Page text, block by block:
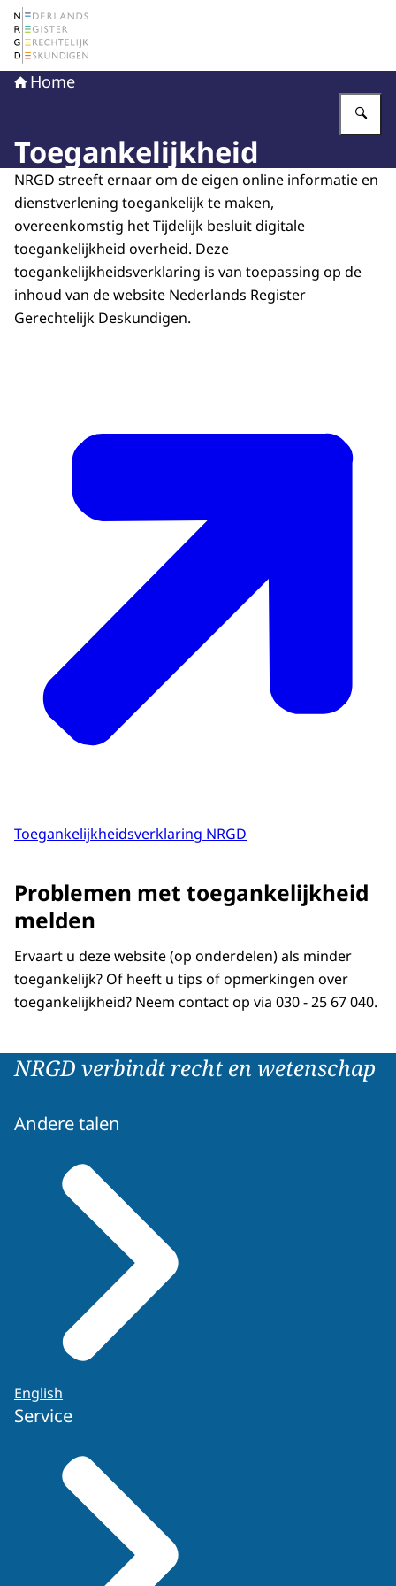
Naar de homepage van Nederlands Register
Home
Toegankelijkheid
NRGD streeft ernaar om de eigen online informatie en
dienstverlening toegankelijk te maken,
overeenkomstig het Tijdelijk besluit digitale
toegankelijkheid overheid. Deze
toegankelijkheidsverklaring is van toepassing op de
inhoud van de website Nederlands Register
Gerechtelijk Deskundigen.
Toegankelijkheidsverklaring NRGD
Problemen met toegankelijkheid
melden
Ervaart u deze website (op onderdelen) als minder
toegankelijk? Of heeft u tips of opmerkingen over
toegankelijkheid? Neem contact op via 030 - 25 67 040.
NRGD verbindt recht en wetenschap
Andere talen
English
Service